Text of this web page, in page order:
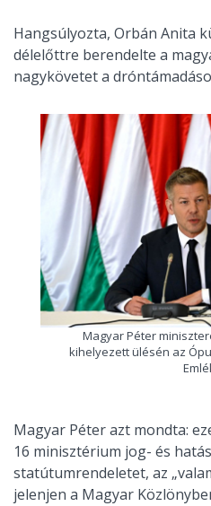
Hangsúlyozta, Orbán Anita
délelőttre berendelte a
nagykövetet a
Magyar Péter
kihelyezett ülésén az
Magyar Péter azt mondta:
16 minisztérium jog- és
statútumrendeletet, az
jelenjen a Magyar